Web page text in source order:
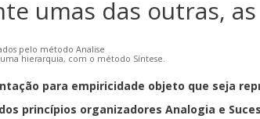
umas das outras,
pelo método Analise
hierarquia, com o método Síntese.
para empiricidade objeto que seja
princípios organizadores Analogia e